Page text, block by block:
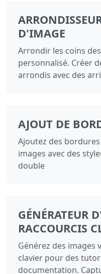
D'IMAGE
Arrondir les coins
personnalisé. Créer
arrondis avec des
AJOUT DE
Ajoutez des
images avec des
double
GÉNÉRATEUR
RACCOURCIS
Générez des images
clavier pour des
documentation.